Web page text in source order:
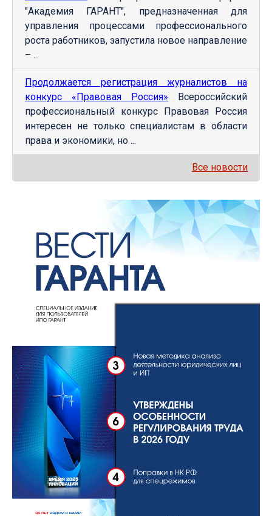
"Академия ГАРАНТ", предназначенная для
управления процессами профессионального
роста работников, запустила новое направление
– ...
Продолжается регистрация журналистов на
конкурс «Правовая Россия» Всероссийский
профессиональный конкурс Правовая Россия
интересен не только специалистам в области
права и экономики, но ...
Все новости